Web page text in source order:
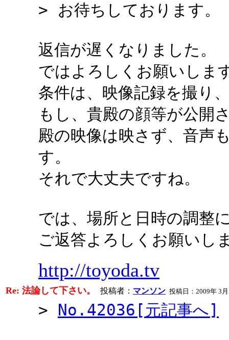
> お待ちしております。
返信が遅くなりました。
ではよろしくお願いしま
条件は、映像記録を撮り
もし、貴殿の顔等が公開
殿の映像は映さず、音声
す。
それで大丈夫ですね。
では、場所と日時の調整
ご返答よろしくお願いし
http://toyoda.tv
Re: 法論して下さい。 投稿者： マンソン 投稿日：2009年 3
> No.42036[元記事へ]